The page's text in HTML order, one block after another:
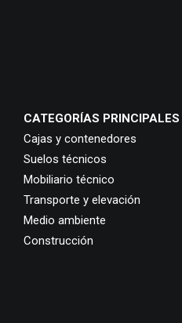
CATEGORÍAS PRINCIPALES
Cajas y contenedores
Suelos técnicos
Mobiliario técnico
Transporte y elevación
Medio ambiente
Construcción